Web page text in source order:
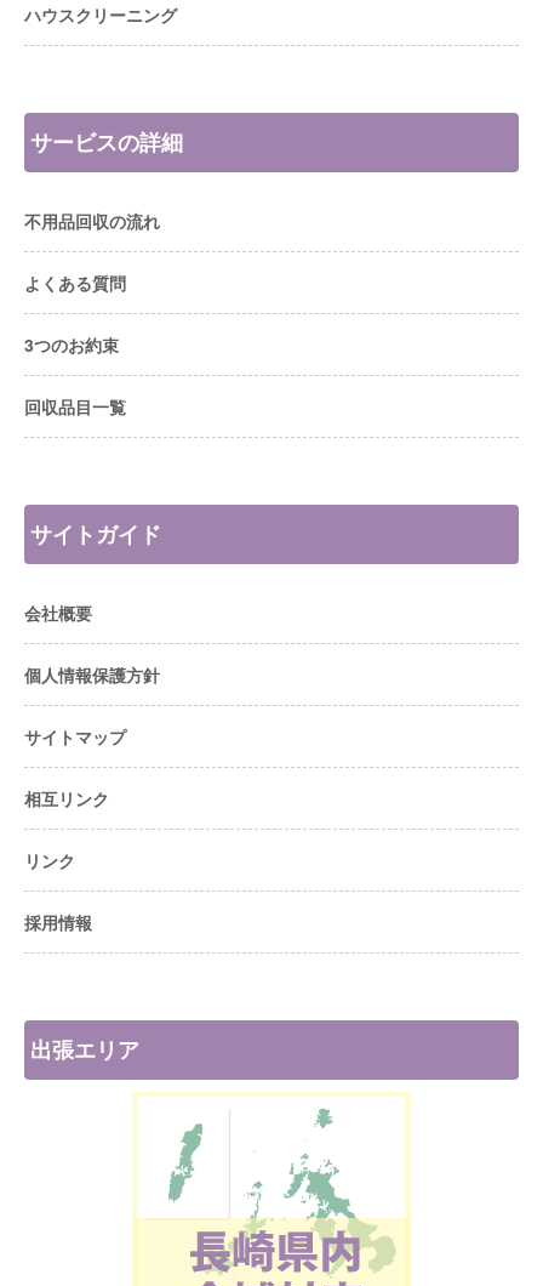
ハウスクリーニング
サービスの詳細
不用品回収の流れ
よくある質問
3つのお約束
回収品目一覧
サイトガイド
会社概要
個人情報保護方針
サイトマップ
相互リンク
リンク
採用情報
出張エリア